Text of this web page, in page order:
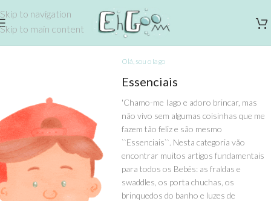
Skip to navigation
Skip to main content
Olá, sou o Iago
Essenciais
'Chamo-me Iago e adoro brincar, mas
não vivo sem algumas coisinhas que me
fazem tão feliz e são mesmo
``Essenciais``. Nesta categoria vão
encontrar muitos artigos fundamentais
para todos os Bebés: as fraldas e
swaddles, os porta chuchas, os
brinquedos do banho e luzes de